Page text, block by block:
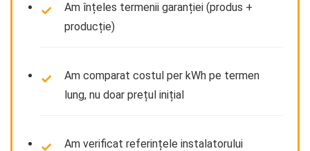
Am înțeles termenii garanției (produs +
producție)
Am comparat costul per kWh pe termen
lung, nu doar prețul inițial
Am verificat referințele instalatorului